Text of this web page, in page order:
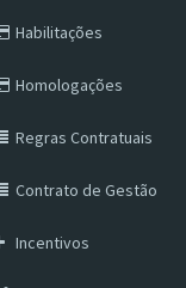
Habilitações
Homologações
Regras Contratuais
Contrato de Gestão
Incentivos